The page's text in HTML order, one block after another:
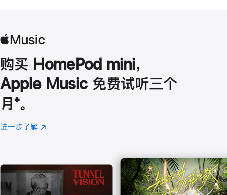
购买 HomePod mini，
Apple Music 免费试听三个
月 脚
注
⁺。
进一步了解 Apple
(在
口
中
打